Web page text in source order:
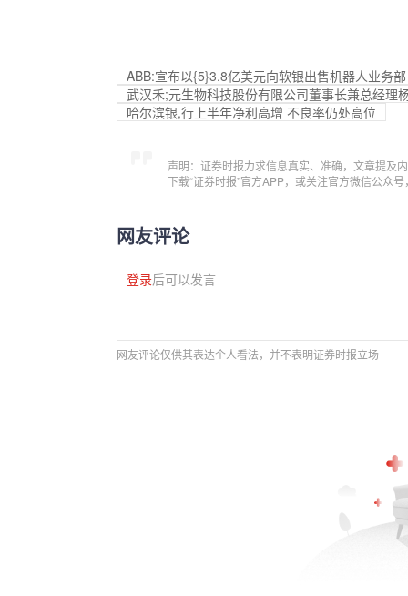
ABB:宣布以{5}3.8亿美元向软银出售机器人业务部
武汉禾;元生物科技股份有限公司董事长兼总经理
哈尔滨银,行上半年净利高增 不良率仍处高位
声明：证券时报力求信息真实、准确，文章提及
下载“证券时报”官方APP，或关注官方微信公众
网友评论
登录后可以发言
网友评论仅供其表达个人看法，并不表明证券时报立场